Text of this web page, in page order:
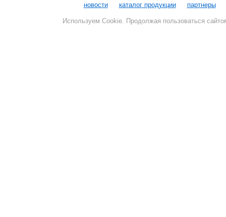
новости каталог продукции партнеры
Используем Cookie. Продолжая пользоваться